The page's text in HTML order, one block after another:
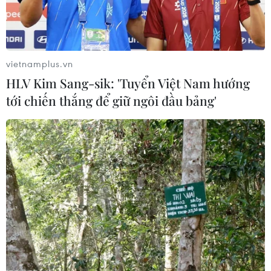
(Vietnam+)
#Chương trình chuyển đổi số vì sức khỏe phổi
#ung thư phổi
#viêm phổi tắc nghẽn mạn tính
vietnamplus.vn
HLV Kim Sang-sik: 'Tuyển Việt Nam hướng
tới chiến thắng để giữ ngôi đầu bảng'